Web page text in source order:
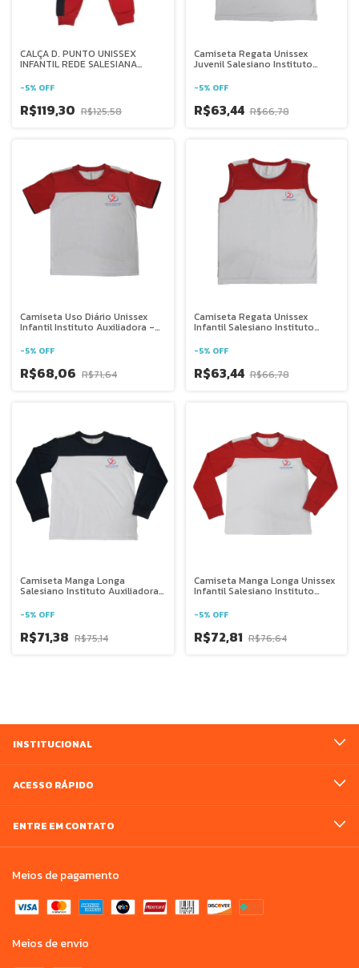
CALÇA D. PUNTO UNISSEX
INFANTIL REDE SALESIANA
-5% OFF
R$119,30 R$125,58
Camiseta Regata Unissex
Juvenil Salesiano Instituto
-5% OFF
R$63,44 R$66,78
Camiseta Uso Diário Unissex
Infantil Instituto Auxiliadora -
-5% OFF
R$68,06 R$71,64
Camiseta Regata Unissex
Infantil Salesiano Instituto
-5% OFF
R$63,44 R$66,78
Camiseta Manga Longa
Salesiano Instituto Auxiliadora
-5% OFF
R$71,38 R$75,14
Camiseta Manga Longa Unissex
Infantil Salesiano Instituto
-5% OFF
R$72,81 R$76,64
INSTITUCIONAL
ACESSO RÁPIDO
ENTRE EM CONTATO
Meios de pagamento
Meios de envio